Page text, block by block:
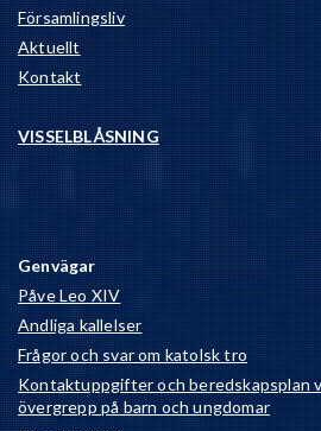
Församlingsliv
Aktuellt
Kontakt
VISSELBLÅSNING
Genvägar
Påve Leo XIV
Andliga kallelser
Frågor och svar om katolsk tro
Kontaktuppgifter och beredskapsplan
övergrepp på barn och ungdomar